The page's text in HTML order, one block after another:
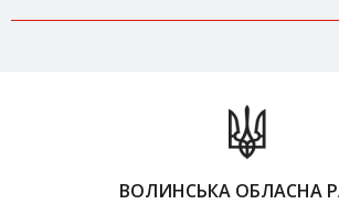
ВОЛИНСЬКА ОБЛАСНА